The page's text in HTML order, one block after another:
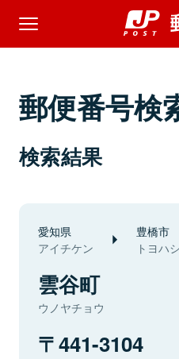
郵便番号検
検索結果
愛知県
アイチケン
豊橋市
トヨハ
雲谷町
ウノヤチョウ
441-3104